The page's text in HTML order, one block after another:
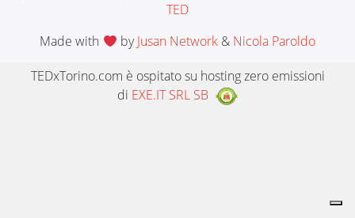
TED
Made with
byJusan Network& Nicola Paroldo
TEDxTorino.com è ospitato su hosting zero emissioni
di EXE.IT SRL SB